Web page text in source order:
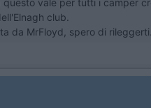
club.
da MrFloyd, spero di rileggerti.